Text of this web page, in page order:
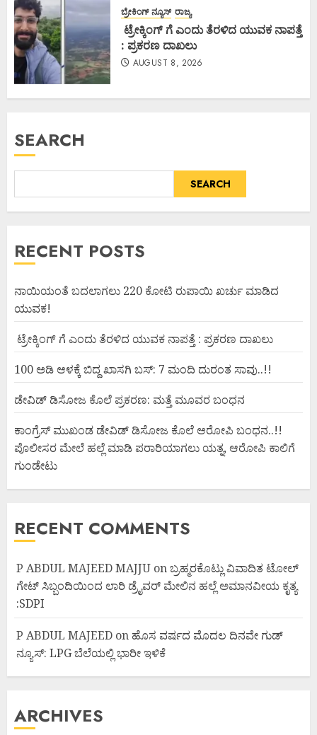
ಬ್ರೇಕಿಂಗ್ ನ್ಯೂಸ್ ರಾಜ್ಯ
ಟ್ರೇಕ್ಕಿಂಗ್ ಗೆ ಎಂದು ತೆರಳಿದ ಯುವಕ ನಾಪತ್ತೆ
: ಪ್ರಕರಣ ದಾಖಲು
AUGUST 8, 2026
SEARCH
SEARCH
RECENT POSTS
ನಾಯಿಯಂತೆ ಬದಲಾಗಲು 220 ಕೋಟಿ ರುಪಾಯಿ ಖರ್ಚು ಮಾಡಿದ
ಯುವಕ!
ಟ್ರೇಕ್ಕಿಂಗ್ ಗೆ ಎಂದು ತೆರಳಿದ ಯುವಕ ನಾಪತ್ತೆ : ಪ್ರಕರಣ ದಾಖಲು
100 ಅಡಿ ಆಳಕ್ಕೆ ಬಿದ್ದ ಖಾಸಗಿ ಬಸ್: 7 ಮಂದಿ ದುರಂತ ಸಾವು..!!
ಡೇವಿಡ್ ಡಿಸೋಜ ಕೊಲೆ ಪ್ರಕರಣ: ಮತ್ತೆ ಮೂವರ ಬಂಧನ
ಕಾಂಗ್ರೆಸ್ ಮುಖಂಡ ಡೇವಿಡ್ ಡಿಸೋಜ ಕೊಲೆ ಆರೋಪಿ ಬಂಧನ..!!
ಪೊಲೀಸರ ಮೇಲೆ ಹಲ್ಲೆ ಮಾಡಿ ಪರಾರಿಯಾಗಲು ಯತ್ನ, ಆರೋಪಿ ಕಾಲಿಗೆ
ಗುಂಡೇಟು
RECENT COMMENTS
P ABDUL MAJEED MAJJU onಬ್ರಹ್ಮರಕೊಟ್ಲು ವಿವಾದಿತ ಟೋಲ್
ಗೇಟ್ ಸಿಬ್ಬಂದಿಯಿಂದ ಲಾರಿ ಡ್ರೈವರ್ ಮೇಲಿನ ಹಲ್ಲೆ ಅಮಾನವೀಯ ಕೃತ್ಯ
:SDPI
P ABDUL MAJEED on ಹೊಸ ವರ್ಷದ ಮೊದಲ ದಿನವೇ ಗುಡ್
ನ್ಯೂಸ್: LPG ಬೆಲೆಯಲ್ಲಿ ಭಾರೀ ಇಳಿಕೆ
ARCHIVES